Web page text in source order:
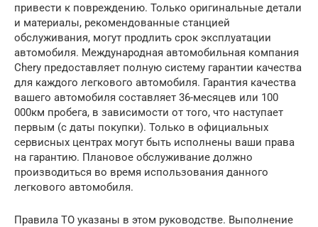
привести к повреждению. Только оригинальные детали
и материалы, рекомендованные станцией
обслуживания, могут продлить срок эксплуатации
автомобиля. Международная автомобильная компания
Chery предоставляет полную систему гарантии качества
для каждого легкового автомобиля. Гарантия качества
вашего автомобиля составляет 36-месяцев или 100
000км пробега, в зависимости от того, что наступает
первым (с даты покупки). Только в официальных
сервисных центрах могут быть исполнены ваши права
на гарантию. Плановое обслуживание должно
производиться во время использования данного
легкового автомобиля.
Правила ТО указаны в этом руководстве. Выполнение